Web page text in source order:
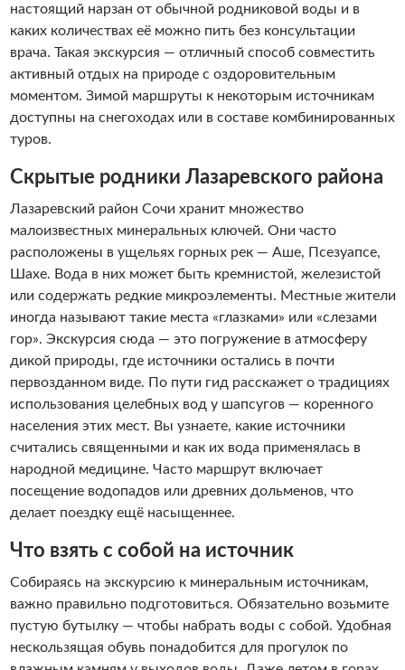
настоящий нарзан от обычной родниковой воды и в
каких количествах её можно пить без консультации
врача. Такая экскурсия — отличный способ совместить
активный отдых на природе с оздоровительным
моментом. Зимой маршруты к некоторым источникам
доступны на снегоходах или в составе комбинированных
туров.
Скрытые родники Лазаревского района
Лазаревский район Сочи хранит множество
малоизвестных минеральных ключей. Они часто
расположены в ущельях горных рек — Аше, Псезуапсе,
Шахе. Вода в них может быть кремнистой, железистой
или содержать редкие микроэлементы. Местные жители
иногда называют такие места «глазками» или «слезами
гор». Экскурсия сюда — это погружение в атмосферу
дикой природы, где источники остались в почти
первозданном виде. По пути гид расскажет о традициях
использования целебных вод у шапсугов — коренного
населения этих мест. Вы узнаете, какие источники
считались священными и как их вода применялась в
народной медицине. Часто маршрут включает
посещение водопадов или древних дольменов, что
делает поездку ещё насыщеннее.
Что взять с собой на источник
Собираясь на экскурсию к минеральным источникам,
важно правильно подготовиться. Обязательно возьмите
пустую бутылку — чтобы набрать воды с собой. Удобная
нескользящая обувь понадобится для прогулок по